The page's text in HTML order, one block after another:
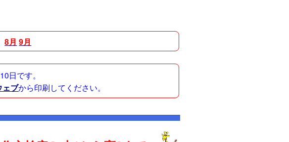
8月 9月
日です。
ェブから印刷してください。